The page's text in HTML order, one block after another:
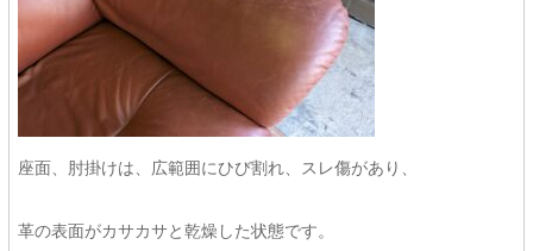
座面、肘掛けは、広範囲にひび割れ、スレ傷があり、
革の表面がカサカサと乾燥した状態です。